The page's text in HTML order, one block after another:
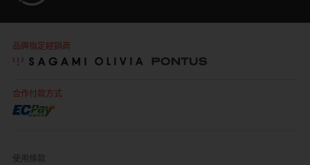
品牌指定經銷商
合作付款方式
使用條款